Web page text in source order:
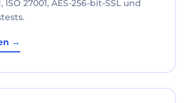
27001, AES-256-bit-SSL und
→